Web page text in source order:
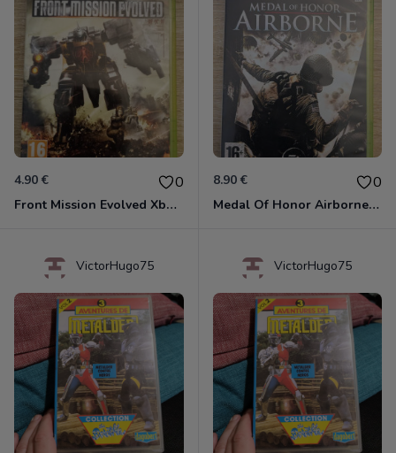
4.90 € 0
Front Mission Evolved Xbox 360
8.90 € 0
Medal Of Honor Airborne Xbox 360
VictorHugo75 VictorHugo75